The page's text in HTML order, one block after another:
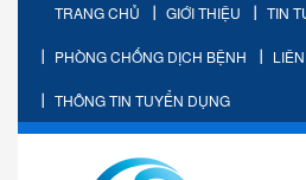
TRANG CHỦ GIỚI THIỆU TIN
PHÒNG CHỐNG DỊCH BỆNH
THÔNG TIN TUYỂN DỤNG